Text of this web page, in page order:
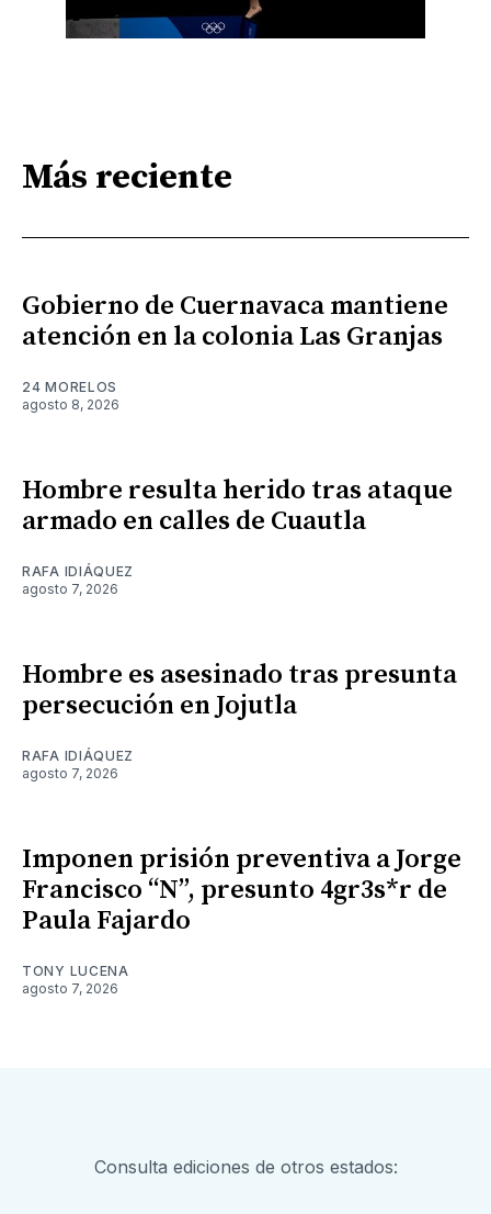
Más reciente
Gobierno de Cuernavaca mantiene
atención en la colonia Las Granjas
24 MORELOS
agosto 8, 2026
Hombre resulta herido tras ataque
armado en calles de Cuautla
RAFA IDIÁQUEZ
agosto 7, 2026
Hombre es asesinado tras presunta
persecución en Jojutla
RAFA IDIÁQUEZ
agosto 7, 2026
Imponen prisión preventiva a Jorge
Francisco “N”, presunto 4gr3s*r de
Paula Fajardo
TONY LUCENA
agosto 7, 2026
Consulta ediciones de otros estados: